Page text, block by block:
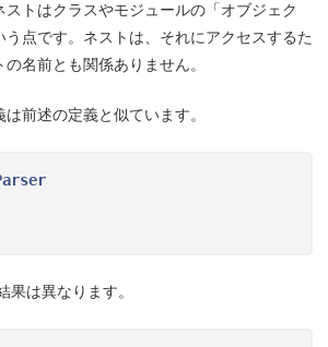
ストはクラスやモジュールの「オブジェク
う点です。ネストは、それにアクセスするた
名前とも関係ありません。
前述の定義と似ています。
果は異なります。